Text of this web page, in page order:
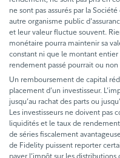
ne sont pas assurés par la
autre organisme public
et leur valeur fluctue souvent.
monétaire pourra maintenir sa
constant ni que le montant
rendement passé pourrait ou
Un remboursement de capital
placement d’un investisseur.
jusqu’au rachat des parts ou
Les investisseurs ne doivent pas
liquidités et le taux de
de séries fiscalement
de Fidelity puissent reporter
payer l’impôt sur les